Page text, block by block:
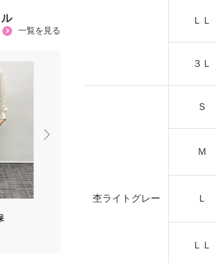
一覧を見る
ＬＬ
３Ｌ
杢ライトグレー
Ｓ
Ｍ
Ｌ
ＬＬ